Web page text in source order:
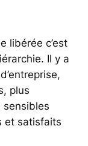
libérée c’est
Il y a
plus
sensibles
et satisfaits